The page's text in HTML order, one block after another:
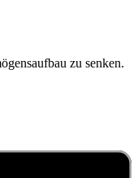
zu senken.